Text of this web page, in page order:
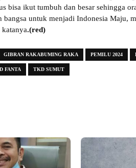
bisa ikut tumbuh dan besar sehingga
bangsa untuk menjadi Indonesia Maju,
katanya.(red)
GIBRAN RAKABUMING RAKA PEMILU 2024
FANTA TKD SUMUT